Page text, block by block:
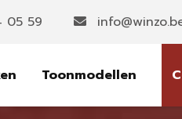
05 59
Toonmodellen